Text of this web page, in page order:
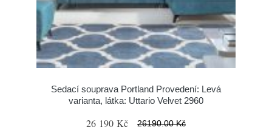
Sedací souprava Portland Provedení: Levá
varianta, látka: Uttario Velvet 2960
26 190 Kč 26190.00 Kč